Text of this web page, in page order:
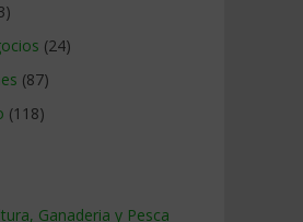
(24)
(87)
(118)
Ganaderia y Pesca